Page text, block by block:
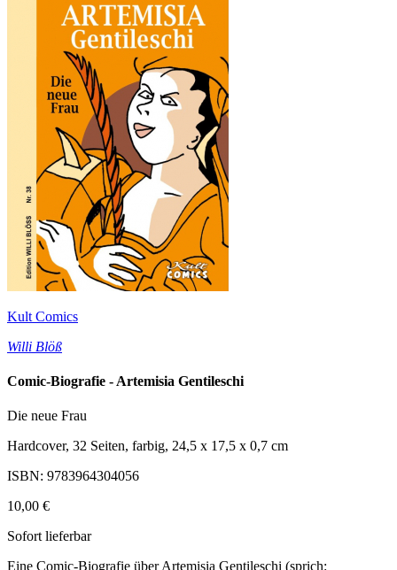
Kult Comics
Willi Blöß
Comic-Biografie - Artemisia Gentileschi
Die neue Frau
Hardcover, 32 Seiten, farbig, 24,5 x 17,5 x 0,7 cm
ISBN: 9783964304056
10,00 €
Sofort lieferbar
Eine Comic-Biografie über Artemisia Gentileschi (sprich: